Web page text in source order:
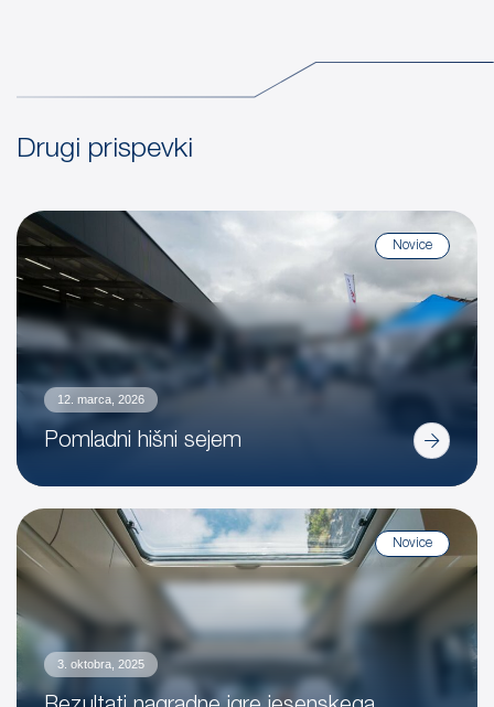
Drugi prispevki
Novice
12. marca, 2026
Pomladni hišni sejem
Novice
3. oktobra, 2025